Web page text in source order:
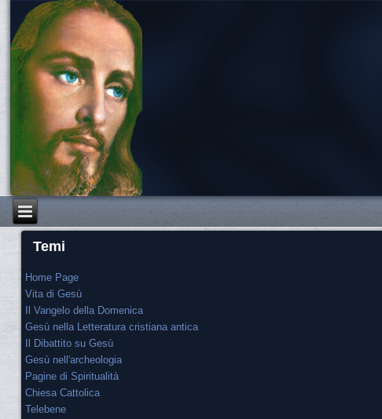
Temi
Home Page
Vita di Gesù
Il Vangelo della Domenica
Gesù nella Letteratura cristiana antica
Il Dibattito su Gesù
Gesù nell'archeologia
Pagine di Spiritualità
Chiesa Cattolica
Telebene